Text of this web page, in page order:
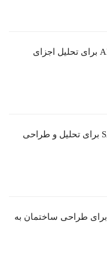
انجام پروژه با ABAQUS برای تحلیل اجزای
انجام پروژه با SAP2000 برای تحلیل و طراحی
انجام پروژه با ETABS برای طراحی ساختمان به